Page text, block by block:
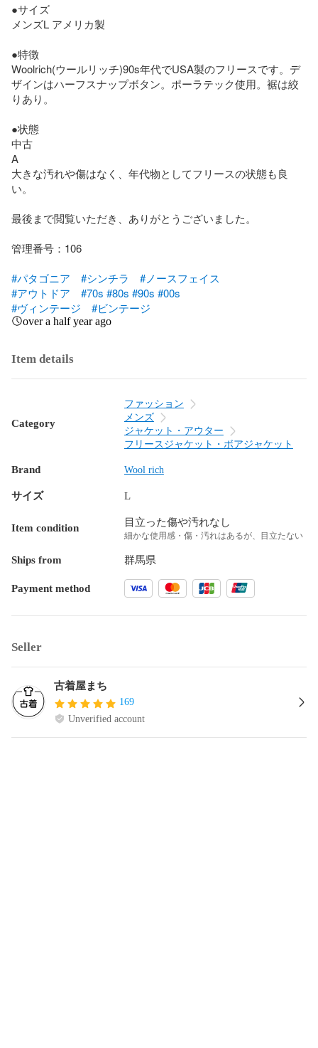
●サイズ
メンズL アメリカ製
●特徴
Woolrich(ウールリッチ)90s年代でUSA製のフリースです。デ
ザインはハーフスナップボタン。ポーラテック使用。裾は絞
りあり。
●状態
中古
A
大きな汚れや傷はなく、年代物としてフリースの状態も良
い。
最後まで閲覧いただき、ありがとうございました。
管理番号：106
#パタゴニア
#シンチラ
#ノースフェイス
#アウトドア
#70s #80s #90s #00s
#ヴィンテージ
#ビンテージ
over a half year ago
Item details
Category
ファッション
メンズ
ジャケット・アウター
フリースジャケット・ボアジャケット
Brand Wool rich
サイズ L
Item condition 目立った傷や汚れなし
細かな使用感・傷・汚れはあるが、目立たない
Ships from 群馬県
Payment method
Seller
古着屋まち
169
Unverified account